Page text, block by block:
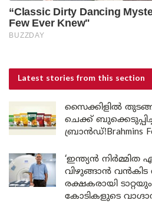
Latest stories from this section
സൈക്കിളിൽ
ചെക്ക്
ബ്രാൻഡ്!Brahmins
‘ഇന്ത്യൻ
വിഴുങ്ങാൻ വൻകിട
രക്ഷകരായി
കോടികളുടെ